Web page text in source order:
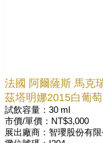
法國 阿爾薩斯 馬克
茲塔明娜2015白葡
試飲容量：30 ml
市價/單價：NT$3,000
展出廠商：智瓔股份有限